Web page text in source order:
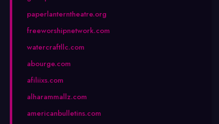
paperlanterntheatre.org
freeworshipnetwork.com
watercraftllc.com
abourge.com
afiliixs.com
alharammallz.com
americanbulletins.com